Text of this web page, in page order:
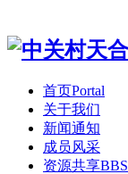
首页Portal
关于我们
新闻通知
成员风采
资源共享BBS